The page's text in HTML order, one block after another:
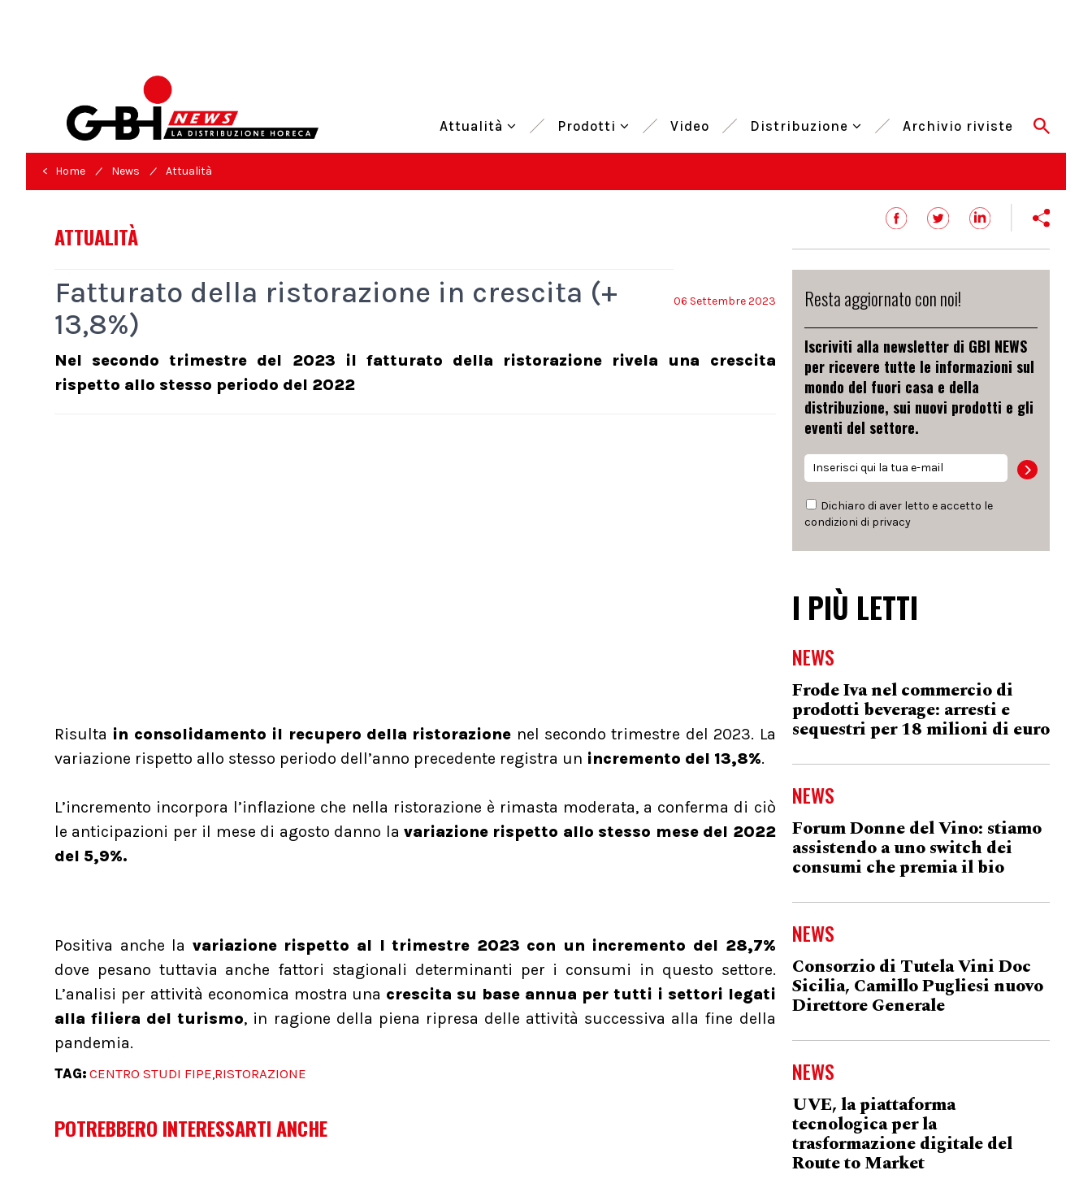
Attualità Prodotti Video Distribuzione Archivio riviste
< Home / News / Attualità
ATTUALITÀ
06 Settembre 2023
Fatturato della ristorazione in crescita (+
13,8%)
Nel secondo trimestre del 2023 il fatturato della ristorazione rivela una crescita
rispetto allo stesso periodo del 2022
Risulta in consolidamento il recupero della ristorazione nel secondo trimestre del 2023. La
variazione rispetto allo stesso periodo dell’anno precedente registra un incremento del 13,8%.
L’incremento incorpora l’inflazione che nella ristorazione è rimasta moderata, a conferma di ciò
le anticipazioni per il mese di agosto danno la variazione rispetto allo stesso mese del 2022
del 5,9%.
Positiva anche la variazione rispetto al I trimestre 2023 con un incremento del 28,7%
dove pesano tuttavia anche fattori stagionali determinanti per i consumi in questo settore.
L’analisi per attività economica mostra una crescita su base annua per tutti i settori legati
alla filiera del turismo, in ragione della piena ripresa delle attività successiva alla fine della
pandemia.
TAG: CENTRO STUDI FIPE,RISTORAZIONE
POTREBBERO INTERESSARTI ANCHE
Resta aggiornato con noi!
Iscriviti alla newsletter di GBI NEWS
per ricevere tutte le informazioni sul
mondo del fuori casa e della
distribuzione, sui nuovi prodotti e gli
eventi del settore.
Dichiaro di aver letto e accetto le
condizioni di privacy
I PIÙ LETTI
NEWS
Frode Iva nel commercio di
prodotti beverage: arresti e
sequestri per 18 milioni di euro
NEWS
Forum Donne del Vino: stiamo
assistendo a uno switch dei
consumi che premia il bio
NEWS
Consorzio di Tutela Vini Doc
Sicilia, Camillo Pugliesi nuovo
Direttore Generale
NEWS
UVE, la piattaforma
tecnologica per la
trasformazione digitale del
Route to Market